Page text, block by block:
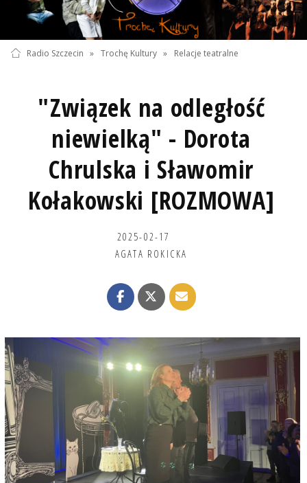
Radio Szczecin » Trochę Kultury » Relacje teatralne
"Związek na odległość
niewielką" - Dorota
Chrulska i Sławomir
Kołakowski [ROZMOWA]
2025-02-17
AGATA ROKICKA